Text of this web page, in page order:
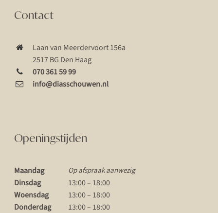
Contact
Laan van Meerdervoort 156a
2517 BG Den Haag
070 361 59 99
info@diasschouwen.nl
Openingstijden
Maandag Op afspraak aanwezig
Dinsdag
13:00 – 18:00
Woensdag
13:00 – 18:00
Donderdag
13:00 – 18:00